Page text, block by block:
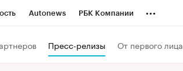
Autonews РБК Компании ...
Пресс-релизы От первого лица